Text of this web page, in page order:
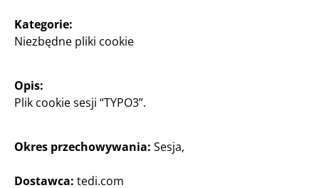
Kategorie:
Niezbędne pliki cookie
Opis:
Plik cookie sesji “TYPO3”.
Okres przechowywania: Sesja,
Dostawca: tedi.com